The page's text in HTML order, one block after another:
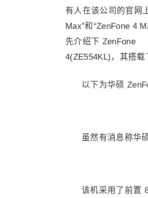
有人在该公司的官网
Max”和“ZenFone 4
先介绍下 ZenFone
4(ZE554KL)，其搭
以下为华硕
虽然有消息称华
该机采用了前置